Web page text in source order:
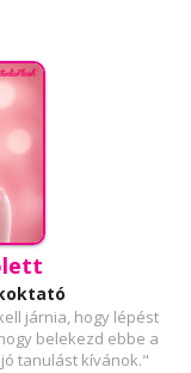
járnia, hogy lépést
belekezd ebbe a
tanulást kívánok."